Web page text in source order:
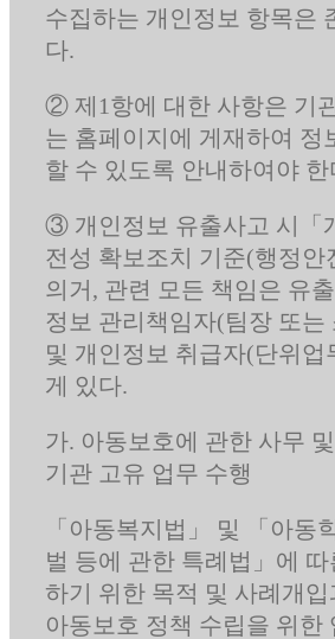
수집하는 개인정보 항목은
다.
② 제1항에 대한 사항은 기
는 홈페이지에 게재하여 정
할 수 있도록 안내하여야 한
③ 개인정보 유출사고 시「
전성 확보조치 기준(행정안
의거, 관련 모든 책임은 유
정보 관리책임자(팀장 또는
및 개인정보 취급자(단위업
게 있다.
가. 아동보호에 관한 사무
기관 고유 업무 수행
「아동복지법」 및 「아동
벌 등에 관한 특례법」에
하기 위한 목적 및 사례개
아동보호 정책 수립을 위한